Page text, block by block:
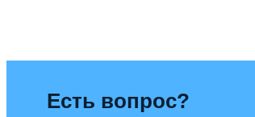
Есть вопрос?